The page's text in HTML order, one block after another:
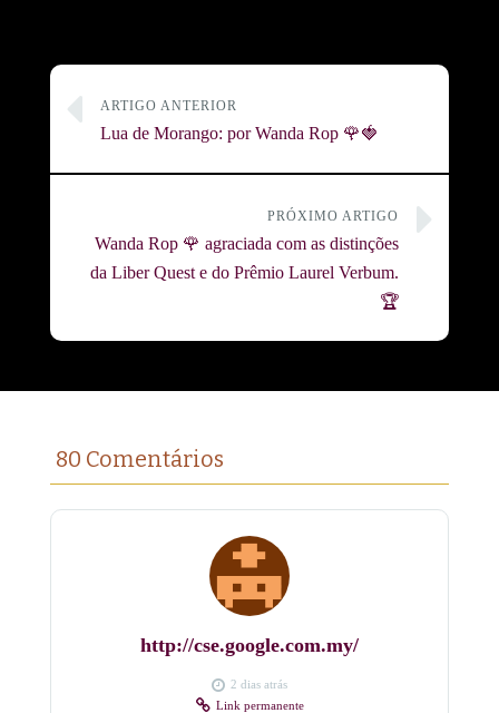
ARTIGO ANTERIOR
Lua de Morango: por Wanda Rop 🌹🍓
PRÓXIMO ARTIGO
Wanda Rop 🌹 agraciada com as distinções
da Liber Quest e do Prêmio Laurel Verbum.
🏆
80 Comentários
http://cse.google.com.my/
2 dias atrás
Link permanente